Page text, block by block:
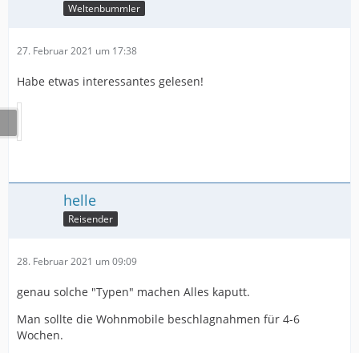
Weltenbummler
27. Februar 2021 um 17:38
Habe etwas interessantes gelesen!
helle
Reisender
28. Februar 2021 um 09:09
genau solche "Typen" machen Alles kaputt.
Man sollte die Wohnmobile beschlagnahmen für 4-6
Wochen.